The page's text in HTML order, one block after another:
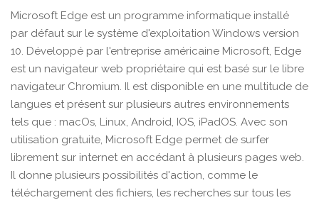
Microsoft Edge est un programme informatique installé
par défaut sur le système d'exploitation Windows version
10. Développé par l'entreprise américaine Microsoft, Edge
est un navigateur web propriétaire qui est basé sur le libre
navigateur Chromium. Il est disponible en une multitude de
langues et présent sur plusieurs autres environnements
tels que : macOs, Linux, Android, IOS, iPadOS. Avec son
utilisation gratuite, Microsoft Edge permet de surfer
librement sur internet en accédant à plusieurs pages web.
Il donne plusieurs possibilités d'action, comme le
téléchargement des fichiers, les recherches sur tous les